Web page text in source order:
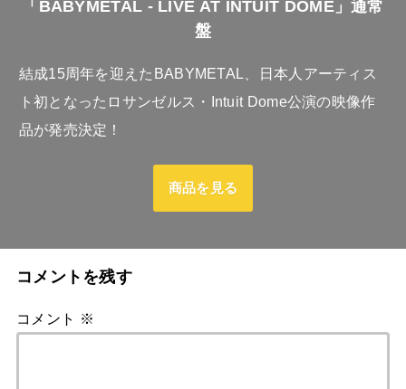
「BABYMETAL - LIVE AT INTUIT DOME」通常
盤
結成15周年を迎えたBABYMETAL、日本人アーティス
ト初となったロサンゼルス・Intuit Dome公演の映像作
品が発売決定！
商品を見る
コメントを残す
コメント ※